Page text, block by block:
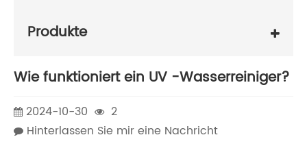
Produkte
Wie funktioniert ein UV -Wasserreiniger?
2024-10-30
2
Hinterlassen Sie mir eine Nachricht